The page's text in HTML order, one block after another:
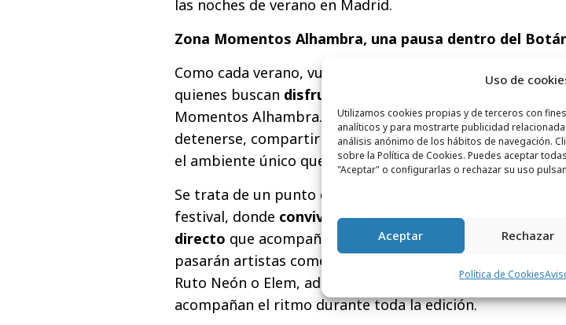
Uso de
Utilizamos cookies propias y de terceros con
analíticos y para mostrarte publicidad
análisis anónimo de los hábitos de navegación.
sobre la Política de Cookies. Puedes aceptar
"Aceptar" o configurarlas o rechazar su uso
Aceptar Rechazar
Política de Cookies
las noches de verano en Madrid.
Zona Momentos Alhambra, una pausa dentro del
Como cada verano, vuelve uno de los espacios
quienes buscan disfrutar el festival con otro ritmo
Momentos Alhambra. Un lugar pensado para quienes
detenerse, compartir una Alhambra Reserva 1925 y
el ambiente único que se crea entre concierto y concierto.
Se trata de un punto de encuentro con vida propia dentro
festival, donde conviven sesiones musicales y
directo que acompañan el transcurso de la noche. Por
pasarán artistas como Lucía Espín, Deivhook, Julia Cry,
Ruto Neón o Elem, además de DJs residentes como Juan
acompañan el ritmo durante toda la edición.